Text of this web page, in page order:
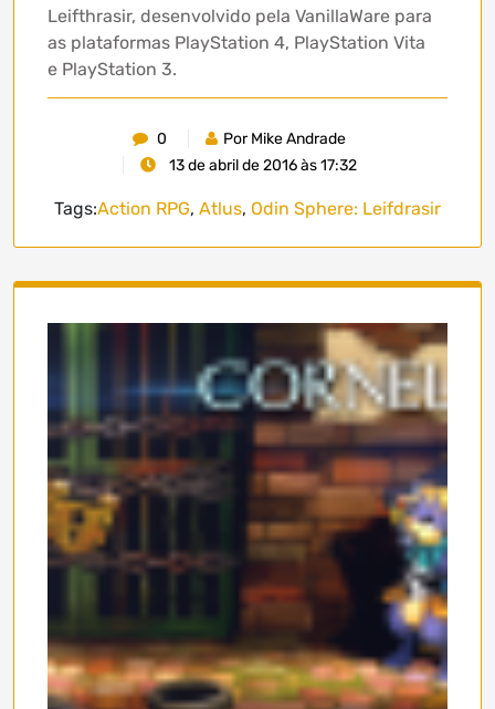
Leifthrasir, desenvolvido pela VanillaWare para
as plataformas PlayStation 4, PlayStation Vita
e PlayStation 3.
0
Por Mike Andrade
13 de abril de 2016 às 17:32
Tags:Action RPG, Atlus, Odin Sphere: Leifdrasir